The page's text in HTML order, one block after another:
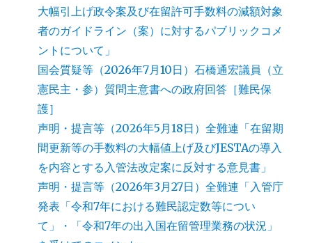
大幅引上げ政令案及び在留許可手数料の減額対象
者のガイドライン（案）に対するパブリックコメ
ントについて」
国会質疑等（2026年7月10日）石橋通宏議員（立
憲民主・参）質問主意書への政府回答［難民保
護］
声明・提言等（2026年5月18日）全難連「在留期
間更新等の手数料の大幅値上げ及びJESTAの導入
を内容とする入管法改定案に反対する意見書」
声明・提言等（2026年3月27日）全難連「入管庁
発表「令和7年における難民認定数等につい
て」・「令和7年の出入国在留管理業務の状況」